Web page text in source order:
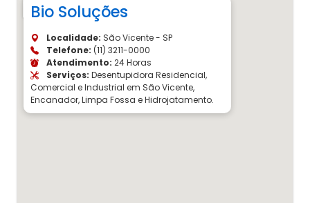
Bio Soluções
Localidade: São Vicente - SP
Telefone: (11) 3211-0000
Atendimento: 24 Horas
Serviços: Desentupidora Residencial,
Comercial e Industrial em São Vicente,
Encanador, Limpa Fossa e Hidrojatamento.